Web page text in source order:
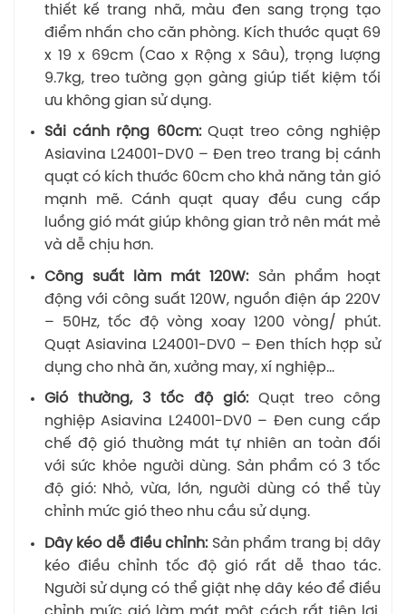
thiết kế trang nhã, màu đen sang trọng tạo
điểm nhấn cho căn phòng. Kích thước quạt 69
x 19 x 69cm (Cao x Rộng x Sâu), trọng lượng
9.7kg, treo tường gọn gàng giúp tiết kiệm tối
ưu không gian sử dụng.
Sải cánh rộng 60cm:Quạt treo công nghiệp
Asiavina L24001-DV0 – Đen treo trang bị cánh
quạt có kích thước 60cm cho khả năng tản gió
mạnh mẽ. Cánh quạt quay đều cung cấp
luồng gió mát giúp không gian trở nên mát mẻ
và dễ chịu hơn.
Công suất làm mát 120W: Sản phẩm hoạt
động với công suất 120W, nguồn điện áp 220V
– 50Hz, tốc độ vòng xoay 1200 vòng/ phút.
Quạt Asiavina L24001-DV0 – Đen thích hợp sử
dụng cho nhà ăn, xưởng may, xí nghiệp…
Gió thường, 3 tốc độ gió: Quạt treo công
nghiệp Asiavina L24001-DV0 – Đen cung cấp
chế độ gió thường mát tự nhiên an toàn đối
với sức khỏe người dùng. Sản phẩm có 3 tốc
độ gió: Nhỏ, vừa, lớn, người dùng có thể tùy
chỉnh mức gió theo nhu cầu sử dụng.
Dây kéo dễ điều chỉnh: Sản phẩm trang bị dây
kéo điều chỉnh tốc độ gió rất dễ thao tác.
Người sử dụng có thể giật nhẹ dây kéo để điều